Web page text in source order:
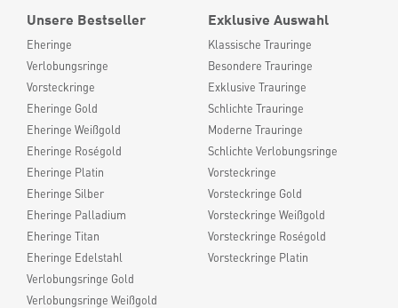
Unsere Bestseller
Eheringe
Verlobungsringe
Vorsteckringe
Eheringe Gold
Eheringe Weißgold
Eheringe Roségold
Eheringe Platin
Eheringe Silber
Eheringe Palladium
Eheringe Titan
Eheringe Edelstahl
Verlobungsringe Gold
Verlobungsringe Weißgold
Exklusive Auswahl
Klassische Trauringe
Besondere Trauringe
Exklusive Trauringe
Schlichte Trauringe
Moderne Trauringe
Schlichte Verlobungsringe
Vorsteckringe
Vorsteckringe Gold
Vorsteckringe Weißgold
Vorsteckringe Roségold
Vorsteckringe Platin